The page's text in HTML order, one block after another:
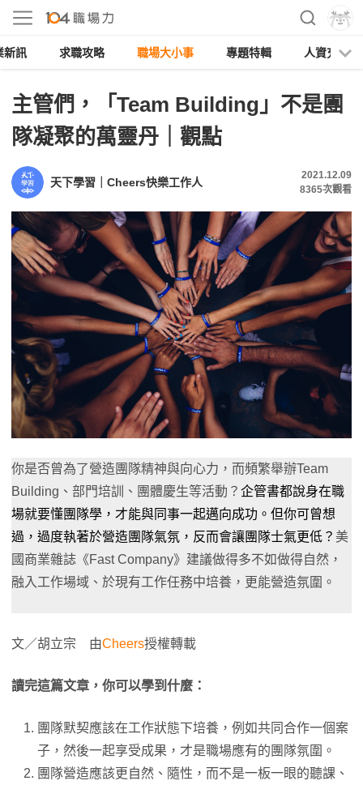
新訊 求職攻略 職場大小事 專題特輯 人資充電
主管們，「Team Building」不是團
隊凝聚的萬靈丹｜觀點
天下學習｜Cheers快樂工作人
2021.12.09
8365次觀看
你是否曾為了營造團隊精神與向心力，而頻繁舉辦Team
Building、部門培訓、團體慶生等活動？ 企管書都說身在職
場就要懂團隊學，才能與同事一起邁向成功。但你可曾想
過，過度執著於營造團隊氣氛，反而會讓團隊士氣更低？ 美
國商業雜誌《Fast Company》建議做得多不如做得自然，
融入工作場域、於現有工作任務中培養，更能營造氛圍。
文／胡立宗 由Cheers授權轉載
讀完這篇文章，你可以學到什麼：
團隊默契應該在工作狀態下培養，例如共同合作一個案
子，然後一起享受成果，才是職場應有的團隊氛圍。
團隊營造應該更自然、隨性，而不是一板一眼的聽課、